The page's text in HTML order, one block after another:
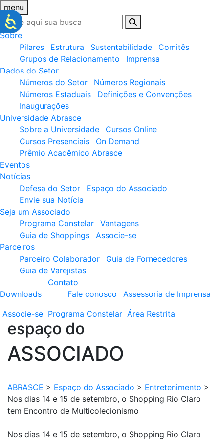
menu
Sobre
Pilares
Estrutura Sustentabilidade
Comitês
Grupos de Relacionamento
Imprensa
Dados do Setor
Números do Setor
Números Regionais
Números Estaduais
Definições e Convenções
Inaugurações
Universidade Abrasce
Sobre a Universidade
Cursos Online
Cursos Presenciais
On Demand
Prêmio Acadêmico Abrasce
Eventos
Notícias
Defesa do Setor
Espaço do Associado
Envie sua Notícia
Seja um Associado
Programa Constelar
Vantagens
Guia de Shoppings
Associe-se
Parceiros
Parceiro Colaborador
Guia de Fornecedores
Guia de Varejistas
Downloads
Contato
Fale conosco
Assessoria de Imprensa
Associe-se Programa Constelar Área Restrita
espaço do
ASSOCIADO
ABRASCE > Espaço do Associado > Entretenimento >
Nos dias 14 e 15 de setembro, o Shopping Rio Claro
tem Encontro de Multicolecionismo
Nos dias 14 e 15 de setembro, o Shopping Rio Claro